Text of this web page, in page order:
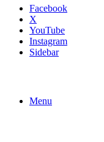
Facebook
X
YouTube
Instagram
Sidebar
Menu